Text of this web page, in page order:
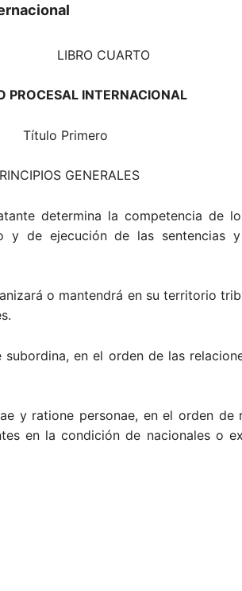
LIBRO CUARTO
PROCESAL INTERNACIONAL
Título Primero
GENERALES
determina la competencia de
y de ejecución de las sentencias
o mantendrá en su territorio
en el orden de las
y ratione personae, en el orden de
en la condición de nacionales o